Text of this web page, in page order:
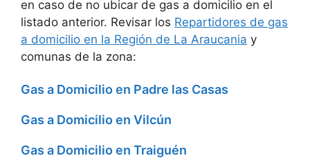
en caso de no ubicar de gas a domicilio en el
listado anterior. Revisar los Repartidores de gas
a domicilio en la Región de La Araucania y
comunas de la zona:
Gas a Domicilio en Padre las Casas
Gas a Domicilio en Vilcún
Gas a Domicilio en Traiguén